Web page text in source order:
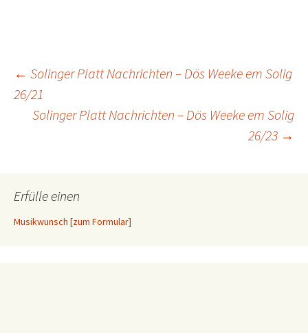
Beitragsnavigation
← Solinger Platt Nachrichten – Dös Weeke em Solig
26/21
Solinger Platt Nachrichten – Dös Weeke em Solig
26/23 →
Erfülle einen
Musikwunsch [zum Formular]